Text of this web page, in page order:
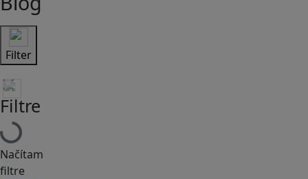
Filter
Filtre
Načítam
filtre